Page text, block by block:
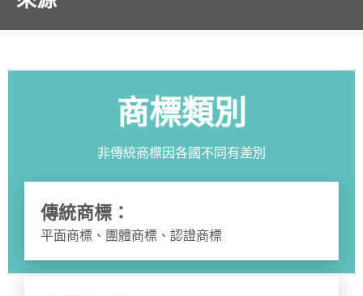
商標類別
非傳統商標因各國不同有差別
傳統商標：
平面商標、團體商標、認證商標